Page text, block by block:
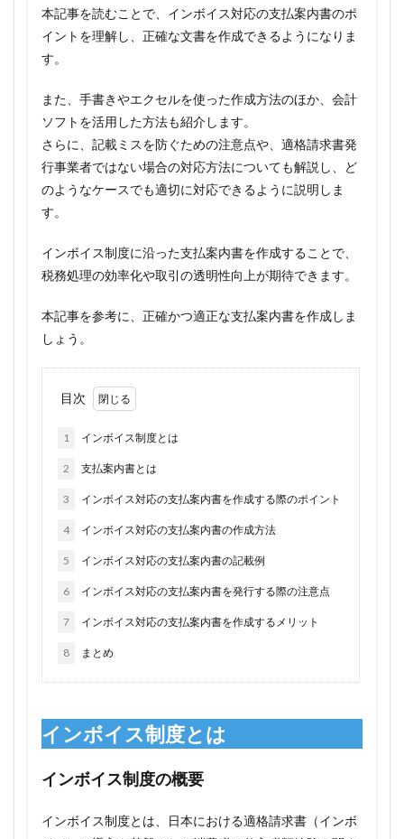
本記事を読むことで、インボイス対応の支払案内書のポ
イントを理解し、正確な文書を作成できるようになりま
す。
また、手書きやエクセルを使った作成方法のほか、会計
ソフトを活用した方法も紹介します。
さらに、記載ミスを防ぐための注意点や、適格請求書発
行事業者ではない場合の対応方法についても解説し、ど
のようなケースでも適切に対応できるように説明しま
す。
インボイス制度に沿った支払案内書を作成することで、
税務処理の効率化や取引の透明性向上が期待できます。
本記事を参考に、正確かつ適正な支払案内書を作成しま
しょう。
目次
1 インボイス制度とは
2 支払案内書とは
3 インボイス対応の支払案内書を作成する際のポイント
4 インボイス対応の支払案内書の作成方法
5 インボイス対応の支払案内書の記載例
6 インボイス対応の支払案内書を発行する際の注意点
7 インボイス対応の支払案内書を作成するメリット
8 まとめ
インボイス制度とは
インボイス制度の概要
インボイス制度とは、日本における適格請求書（インボ